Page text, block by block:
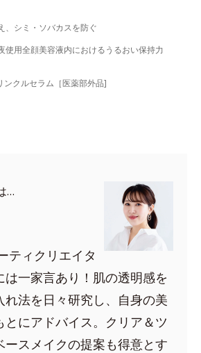
シミ・ソバカスを防ぐ
用全顔美容液内におけるうるおい保持力
クルセラム［医薬部外品]
…
ティクリエイタ
は一家言あり！肌の透明感を
れ法を日々研究し、自身の美
とにアドバイス。クリア＆ツ
ースメイクの提案も得意とす